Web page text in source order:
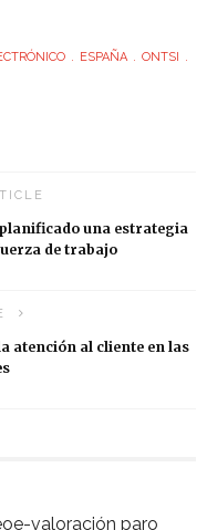
ESPAÑA
ONTSI
una estrategia
de trabajo
atención al cliente en las